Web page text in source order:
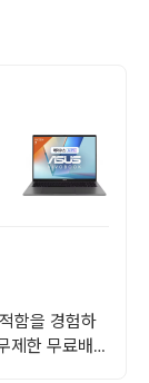
함을 경험하
제한 무료배송